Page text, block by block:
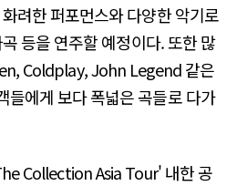
려한 퍼포먼스와 다양한 악기로
등을 연주할 예정이다. 또한 많
Coldplay, John Legend 같은
들에게 보다 폭넓은 곡들로 다가
Collection Asia Tour' 내한 공